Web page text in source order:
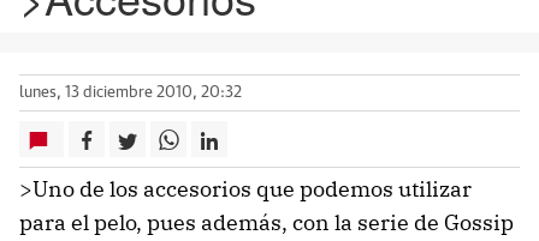
lunes, 13 diciembre 2010, 20:32
>Uno de los accesorios que podemos utilizar
para el pelo, pues además, con la serie de Gossip